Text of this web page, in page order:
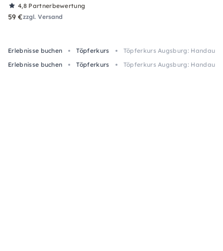
4,8 Partnerbewertung
59 €zzgl. Versand
Erlebnisse buchen Töpferkurs
Töpferkurs Augsburg:
Erlebnisse buchen
Töpferkurs Töpferkurs Augsburg: